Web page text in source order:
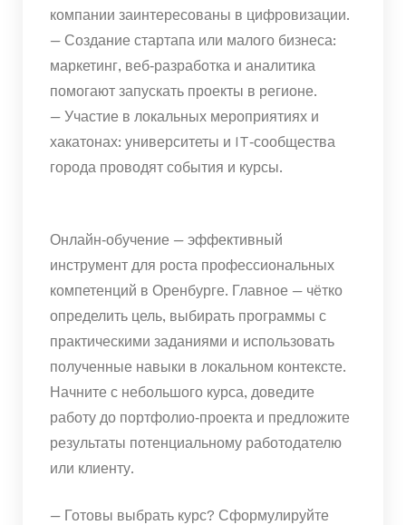
компании заинтересованы в цифровизации.
— Создание стартапа или малого бизнеса:
маркетинг, веб‑разработка и аналитика
помогают запускать проекты в регионе.
— Участие в локальных мероприятиях и
хакатонах: университеты и IT‑сообщества
города проводят события и курсы.
Онлайн‑обучение — эффективный
инструмент для роста профессиональных
компетенций в Оренбурге. Главное — чётко
определить цель, выбирать программы с
практическими заданиями и использовать
полученные навыки в локальном контексте.
Начните с небольшого курса, доведите
работу до портфолио‑проекта и предложите
результаты потенциальному работодателю
или клиенту.
— Готовы выбрать курс? Сформулируйте